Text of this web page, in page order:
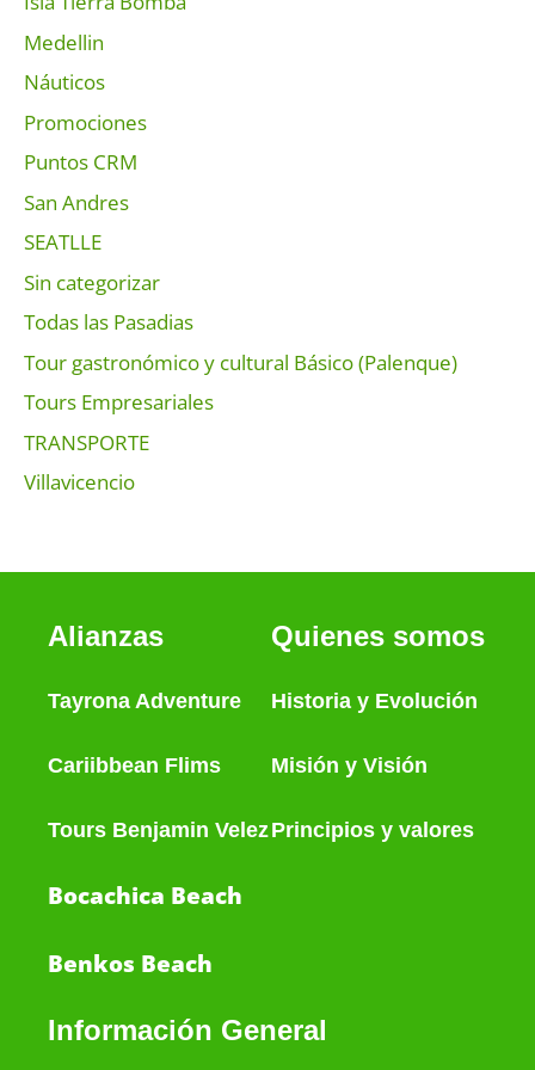
Medellin
Náuticos
Promociones
Puntos CRM
San Andres
SEATLLE
Sin categorizar
Todas las Pasadias
Tour gastronómico y cultural Básico (Palenque)
Tours Empresariales
TRANSPORTE
Villavicencio
Alianzas
Tayrona Adventure
Cariibbean Flims
Tours Benjamin Velez
Bocachica Beach
Benkos Beach
Quienes somos
Historia y Evolución
Misión y Visión
Principios y valores
Información General